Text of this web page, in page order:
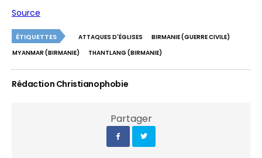
Source
ÉTIQUETTES ATTAQUES D'ÉGLISES
BIRMANIE (GUERRE CIVILE)
MYANMAR (BIRMANIE)
THANTLANG (BIRMANIE)
Rédaction Christianophobie
Partager